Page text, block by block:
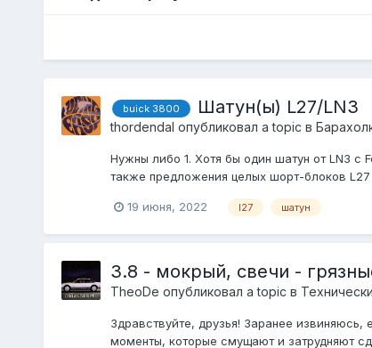
buick 3800 Шатун(ы) L27/LN3
thordendal опубликовал a topic в
Нужны либо 1. Хотя бы один шатун от LN3 с
также предложения целых шорт-блоков
19 июня, 2022 l27 шатун
3.8 - мокрый, свечи -
TheoDe опубликовал a topic в
Здравствуйте, друзья! Заранее
моменты, которые смущают и затрудняют